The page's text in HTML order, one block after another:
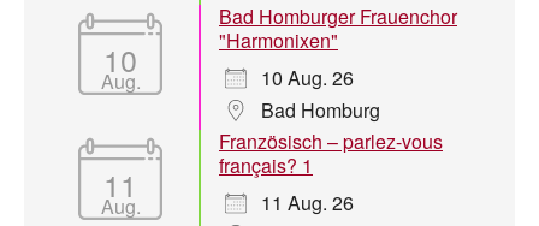
10
Aug.
Bad Homburger Frauenchor
"Harmonixen"
10 Aug. 26
Bad Homburg
11
Aug.
Französisch – parlez-vous
français? 1
11 Aug. 26